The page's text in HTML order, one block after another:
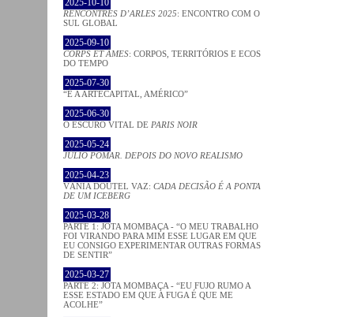
RENCONTRES D’ARLES 2025: ENCONTRO COM O
SUL GLOBAL
2025-09-10
CORPS ET ÂMES: CORPOS, TERRITÓRIOS E ECOS
DO TEMPO
2025-07-30
“É A ARTECAPITAL, AMÉRICO”
2025-06-30
O ESCURO VITAL DE PARIS NOIR
2025-05-24
JÚLIO POMAR. DEPOIS DO NOVO REALISMO
2025-04-23
VÂNIA DOUTEL VAZ: CADA DECISÃO É A PONTA
DE UM ICEBERG
2025-03-28
PARTE 1: JOTA MOMBAÇA - “O MEU TRABALHO
FOI VIRANDO PARA MIM ESSE LUGAR EM QUE
EU CONSIGO EXPERIMENTAR OUTRAS FORMAS
DE SENTIR”
2025-03-27
PARTE 2: JOTA MOMBAÇA - “EU FUJO RUMO A
ESSE ESTADO EM QUE A FUGA É QUE ME
ACOLHE”